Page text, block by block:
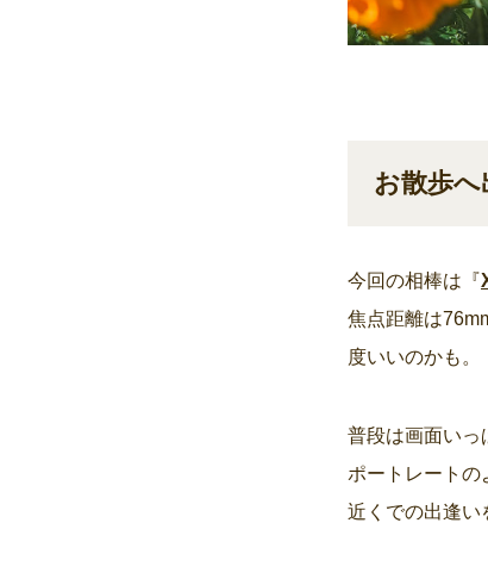
お散歩へ
今回の相棒は『
焦点距離は
度いいのかも。
普段は画面いっ
ポートレート
近くでの出逢い